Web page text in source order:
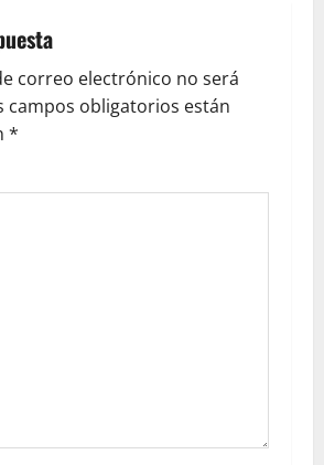
correo electrónico no será
campos obligatorios están
*